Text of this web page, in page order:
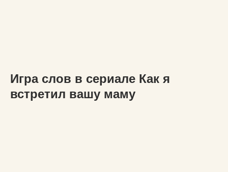
Игра слов в сериале Как я
встретил вашу маму